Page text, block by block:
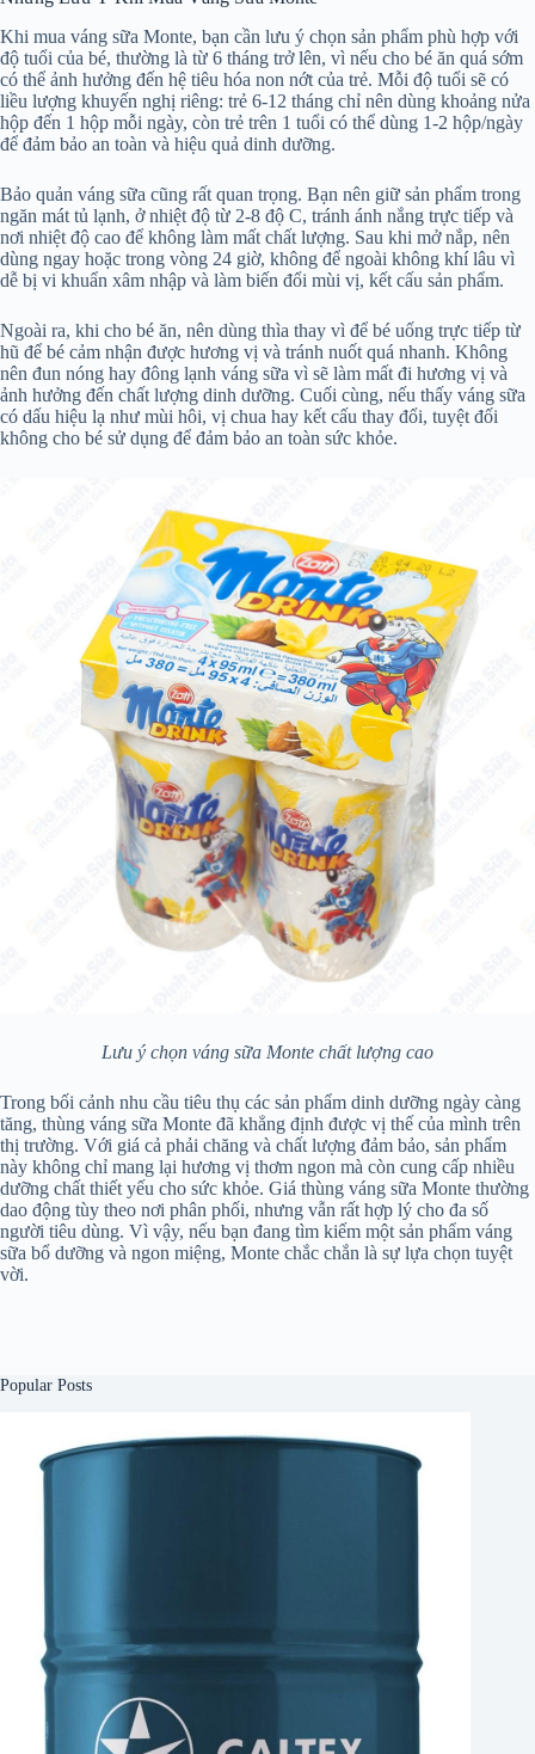
Khi mua váng sữa Monte, bạn cần lưu ý chọn sản phẩm phù hợp với
độ tuổi của bé, thường là từ 6 tháng trở lên, vì nếu cho bé ăn quá sớm
có thể ảnh hưởng đến hệ tiêu hóa non nớt của trẻ. Mỗi độ tuổi sẽ có
liều lượng khuyến nghị riêng: trẻ 6-12 tháng chỉ nên dùng khoảng nửa
hộp đến 1 hộp mỗi ngày, còn trẻ trên 1 tuổi có thể dùng 1-2 hộp/ngày
để đảm bảo an toàn và hiệu quả dinh dưỡng.
Bảo quản váng sữa cũng rất quan trọng. Bạn nên giữ sản phẩm trong
ngăn mát tủ lạnh, ở nhiệt độ từ 2-8 độ C, tránh ánh nắng trực tiếp và
nơi nhiệt độ cao để không làm mất chất lượng. Sau khi mở nắp, nên
dùng ngay hoặc trong vòng 24 giờ, không để ngoài không khí lâu vì
dễ bị vi khuẩn xâm nhập và làm biến đổi mùi vị, kết cấu sản phẩm.
Ngoài ra, khi cho bé ăn, nên dùng thìa thay vì để bé uống trực tiếp từ
hũ để bé cảm nhận được hương vị và tránh nuốt quá nhanh. Không
nên đun nóng hay đông lạnh váng sữa vì sẽ làm mất đi hương vị và
ảnh hưởng đến chất lượng dinh dưỡng. Cuối cùng, nếu thấy váng sữa
có dấu hiệu lạ như mùi hôi, vị chua hay kết cấu thay đổi, tuyệt đối
không cho bé sử dụng để đảm bảo an toàn sức khỏe.
Lưu ý chọn váng sữa Monte chất lượng cao
Trong bối cảnh nhu cầu tiêu thụ các sản phẩm dinh dưỡng ngày càng
tăng, thùng váng sữa Monte đã khẳng định được vị thế của mình trên
thị trường. Với giá cả phải chăng và chất lượng đảm bảo, sản phẩm
này không chỉ mang lại hương vị thơm ngon mà còn cung cấp nhiều
dưỡng chất thiết yếu cho sức khỏe. Giá thùng váng sữa Monte thường
dao động tùy theo nơi phân phối, nhưng vẫn rất hợp lý cho đa số
người tiêu dùng. Vì vậy, nếu bạn đang tìm kiếm một sản phẩm váng
sữa bổ dưỡng và ngon miệng, Monte chắc chắn là sự lựa chọn tuyệt
vời.
Popular Posts